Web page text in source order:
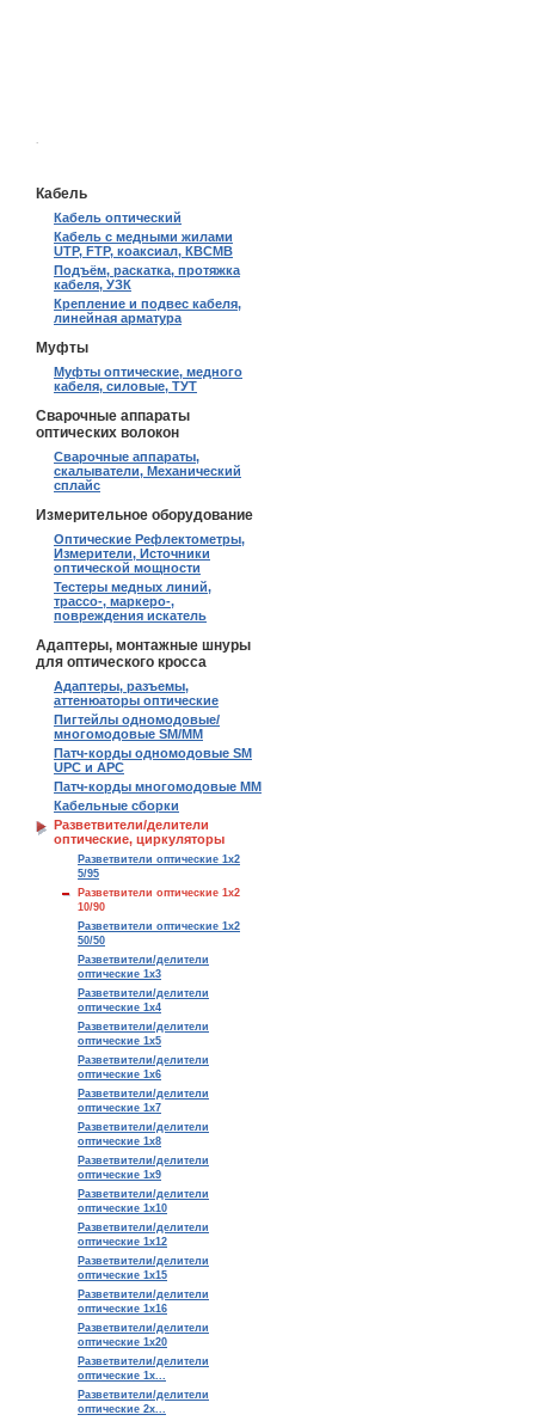
.
Кабель
Кабель оптический
Кабель с медными жилами
UTP, FTP, коаксиал, КВСМВ
Подъём, раскатка, протяжка
кабеля, УЗК
Крепление и подвес кабеля,
линейная арматура
Муфты
Муфты оптические, медного
кабеля, силовые, ТУТ
Сварочные аппараты
оптических волокон
Сварочные аппараты,
скалыватели, Механический
сплайс
Измерительное оборудование
Оптические Рефлектометры,
Измерители, Источники
оптической мощности
Тестеры медных линий,
трассо-, маркеро-,
повреждения искатель
Адаптеры, монтажные шнуры
для оптического кросса
Адаптеры, разъемы,
аттенюаторы оптические
Пигтейлы одномодовые/
многомодовые SM/MM
Патч-корды одномодовые SM
UPC и APC
Патч-корды многомодовые MM
Кабельные сборки
Разветвители/делители
оптические, циркуляторы
Разветвители оптические 1х2
5/95
Разветвители оптические 1х2
10/90
Разветвители оптические 1х2
50/50
Разветвители/делители
оптические 1х3
Разветвители/делители
оптические 1х4
Разветвители/делители
оптические 1х5
Разветвители/делители
оптические 1х6
Разветвители/делители
оптические 1х7
Разветвители/делители
оптические 1х8
Разветвители/делители
оптические 1х9
Разветвители/делители
оптические 1x10
Разветвители/делители
оптические 1x12
Разветвители/делители
оптические 1x15
Разветвители/делители
оптические 1x16
Разветвители/делители
оптические 1x20
Разветвители/делители
оптические 1х...
Разветвители/делители
оптические 2х...